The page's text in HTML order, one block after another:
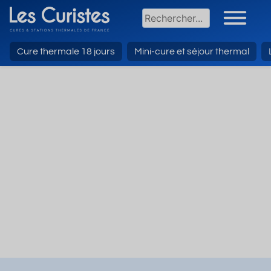
Cure thermale 18 jours Mini-cure et séjour thermal